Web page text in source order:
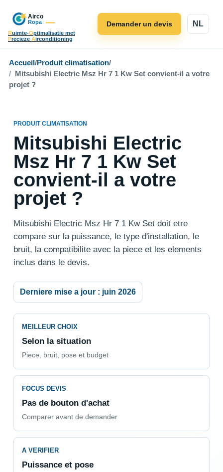
Ruimte-Optimalisatie met
Precieze Airconditioning
NL
Demander un devis
Accueil /Produit climatisation/
Mitsubishi Electric Msz Hr 7 1 Kw Set convient-il a votre
projet ?
PRODUIT CLIMATISATION
Mitsubishi Electric
Msz Hr 7 1 Kw Set
convient-il a votre
projet ?
Mitsubishi Electric Msz Hr 7 1 Kw Set doit etre
compare sur la puissance, le type d'installation, le
bruit, la compatibilite avec la piece et les elements
inclus dans le devis.
Derniere mise a jour : juin 2026
MEILLEUR CHOIX
Selon la situation
Piece, bruit, pose et budget
FOCUS DEVIS
Pas de bouton d'achat
Comparer avant de demander
A VERIFIER
Puissance et pose